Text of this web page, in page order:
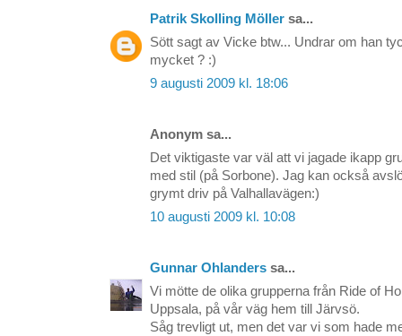
Patrik Skolling Möller sa...
Sött sagt av Vicke btw... Undrar om han
mycket ? :)
9 augusti 2009 kl. 18:06
Anonym sa...
Det viktigaste var väl att vi jagade ikapp
med stil (på Sorbone). Jag kan också
grymt driv på Valhallavägen:)
10 augusti 2009 kl. 10:08
Gunnar Ohlanders sa...
Vi mötte de olika grupperna från Ride of
Uppsala, på vår väg hem till Järvsö.
Såg trevligt ut, men det var vi som hade